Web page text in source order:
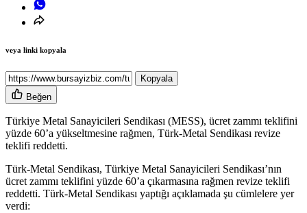
veya linki kopyala
Kopyala
Beğen
Türkiye Metal Sanayicileri Sendikası (MESS), ücret zammı teklifini
yüzde 60’a yükseltmesine rağmen, Türk-Metal Sendikası revize
teklifi reddetti.
Türk-Metal Sendikası, Türkiye Metal Sanayicileri Sendikası’nın
ücret zammı teklifini yüzde 60’a çıkarmasına rağmen revize teklifi
reddetti. Türk-Metal Sendikası yaptığı açıklamada şu cümlelere yer
verdi: